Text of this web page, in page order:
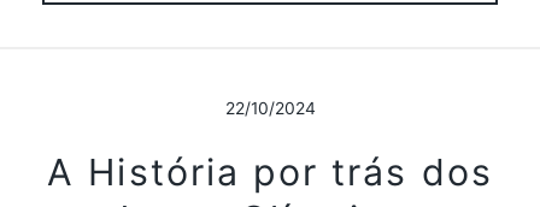
22/10/2024
A História por trás dos